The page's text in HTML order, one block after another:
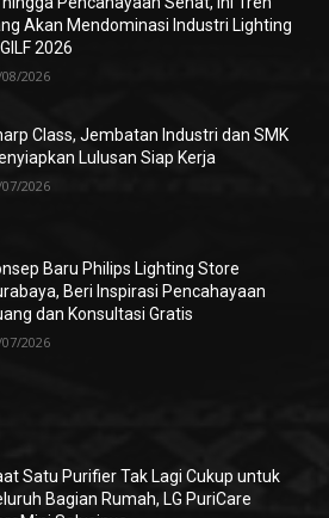
Akan Mendominasi Industri Lighting
2026
2026
Class, Jembatan Industri dan SMK
Lulusan Siap Kerja
2026
Baru Philips Lighting Store
Beri Inspirasi Pencahayaan
dan Konsultasi Gratis
2026
Satu Purifier Tak Lagi Cukup untuk
Bagian Rumah, LG PuriCare